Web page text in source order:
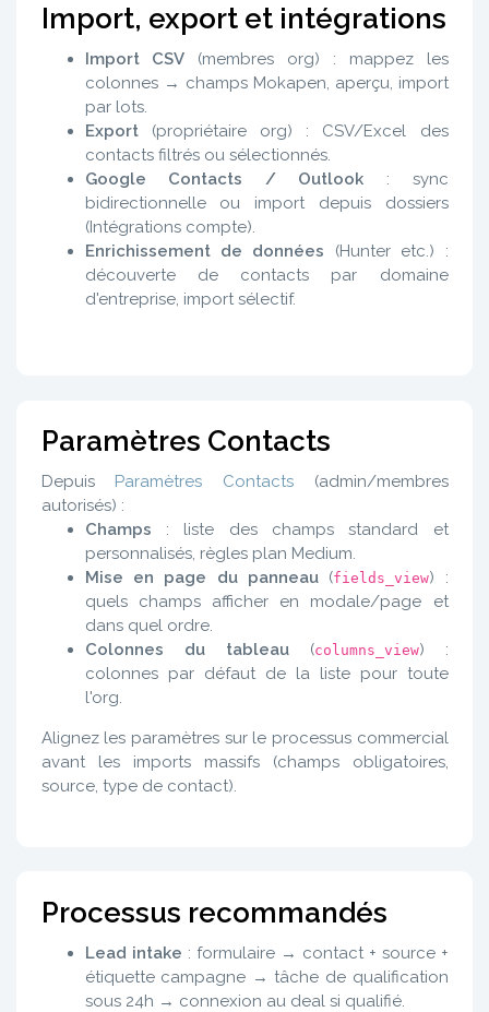
Import, export et intégrations
Import CSV (membres org) : mappez les
colonnes → champs Mokapen, aperçu, import
par lots.
Export(propriétaire org) : CSV/Excel des
contacts filtrés ou sélectionnés.
Google Contacts / Outlook : sync
bidirectionnelle ou import depuis dossiers
(Intégrations compte).
Enrichissement de données (Hunter etc.) :
découverte de contacts par domaine
d'entreprise, import sélectif.
Paramètres Contacts
Depuis Paramètres Contacts(admin/membres
autorisés) :
Champs : liste des champs standard et
personnalisés, règles plan Medium.
Mise en page du panneau(fields_view) :
quels champs afficher en modale/page et
dans quel ordre.
Colonnes du tableau(columns_view) :
colonnes par défaut de la liste pour toute
l'org.
Alignez les paramètres sur le processus commercial
avant les imports massifs (champs obligatoires,
source, type de contact).
Processus recommandés
Lead intake : formulaire → contact + source +
étiquette campagne → tâche de qualification
sous 24h → connexion au deal si qualifié.